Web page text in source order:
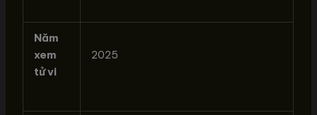
Năm
xem
tử vi
2025